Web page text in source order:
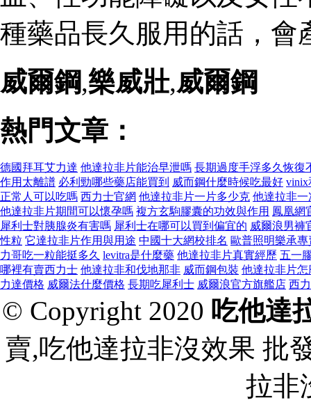
種藥品長久服用的話，會
威爾鋼,樂威壯,威爾鋼
熱門文章：
德國拜耳艾力達 他達拉非片能治早泄嗎 長期過度手浮多久恢復
作用太離譜 必利勁哪些藥店能買到 威而鋼什麼時候吃最好 vinix
正常人可以吃嗎 西力士官網 他達拉非片一片多少克 他達拉非
他達拉非片期間可以懷孕嗎 複方玄駒膠囊的功效與作用 鳳凰網
犀利士對胰腺炎有害嗎 犀利士在哪可以買到偏宜的 威爾浪男褲
性粒 它達拉非片作用與用途 中國十大網校排名 歐普照明樂承專
力哥吃一粒能挺多久 levitra是什麼藥 他達拉非片真實經歷 五一
哪裡有賣西力士 他達拉非和伐地那非 威而鋼包裝 他達拉非片
力達價格 威爾法什麼價格 長期吃犀利士 威爾浪官方旗艦店 西
© Copyright 2020 吃他達
賣,吃他達拉非沒效果 批
拉非